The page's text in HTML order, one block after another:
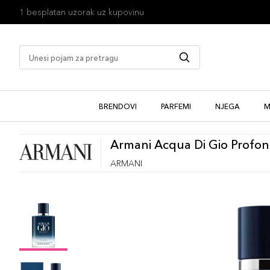
1 besplatan uzorak uz kupovinu
BRENDOVI PARFEMI NJEGA
Armani Acqua Di Gio
ARMANI